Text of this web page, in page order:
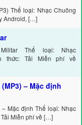
Thể loại: Nhạc Chuông
Android, […]
Thể loại: Nhạc
thức: Tải Miễn phí về
– Mặc định
Mặc định Thể loại: Nhạc
Miễn phí về […]